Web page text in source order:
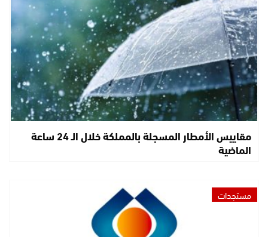
مقاييس الأمطار المسجلة بالمملكة خلال الـ 24 ساعة
الماضية
مستجدات